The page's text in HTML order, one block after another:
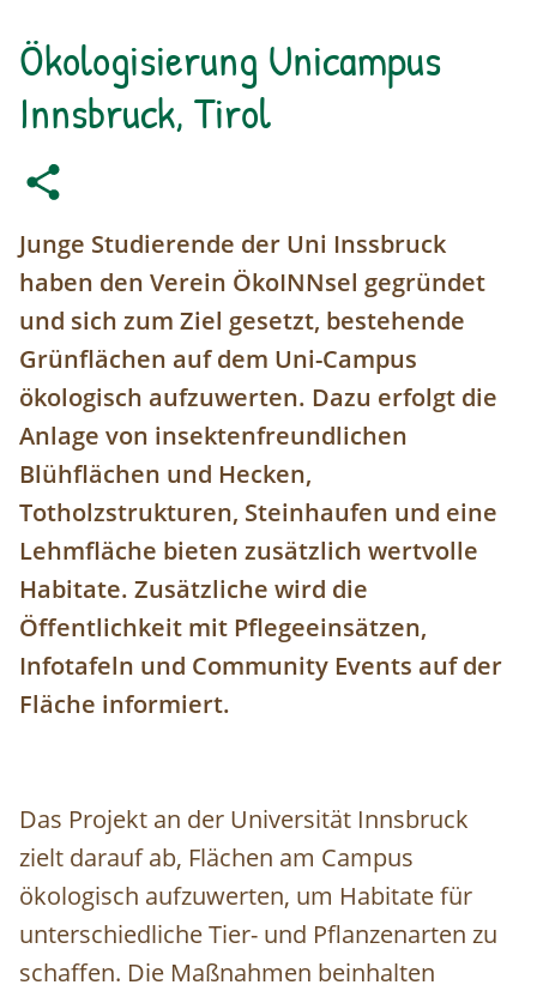
Ökologisierung Unicampus
Innsbruck, Tirol
Junge Studierende der Uni Inssbruck
haben den Verein ÖkoINNsel gegründet
und sich zum Ziel gesetzt, bestehende
Grünflächen auf dem Uni-Campus
ökologisch aufzuwerten. Dazu erfolgt die
Anlage von insektenfreundlichen
Blühflächen und Hecken,
Totholzstrukturen, Steinhaufen und eine
Lehmfläche bieten zusätzlich wertvolle
Habitate. Zusätzliche wird die
Öffentlichkeit mit Pflegeeinsätzen,
Infotafeln und Community Events auf der
Fläche informiert.
Das Projekt an der Universität Innsbruck
zielt darauf ab, Flächen am Campus
ökologisch aufzuwerten, um Habitate für
unterschiedliche Tier- und Pflanzenarten zu
schaffen. Die Maßnahmen beinhalten